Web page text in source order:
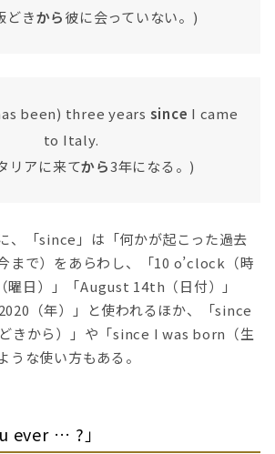
どきから彼に会っていない。)
been) three years since I came
to Italy.
リアに来てから3年になる。)
、「since」は「何かが起こった過去
まで）をあらわし、「10 o’clock（時
日）」「August 14th（日付）」
（年）」と使われるほか、「since
きから）」や「since I was born（生
うな使い方もある。
ever … ?」